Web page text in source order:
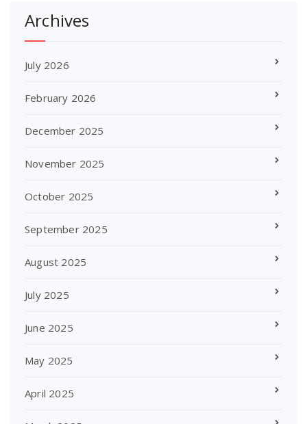
Archives
July 2026
February 2026
December 2025
November 2025
October 2025
September 2025
August 2025
July 2025
June 2025
May 2025
April 2025